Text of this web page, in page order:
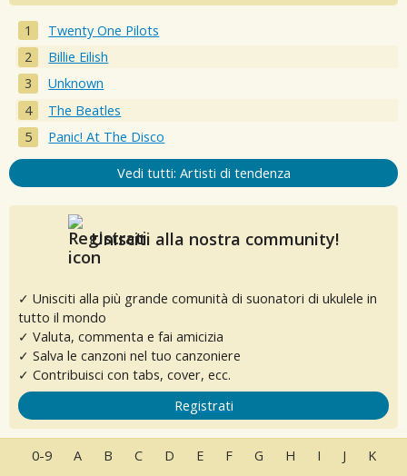
Twenty One Pilots
Billie Eilish
Unknown
The Beatles
Panic! At The Disco
Vedi tutti: Artisti di tendenza
Unisciti alla nostra community!
✓ Unisciti alla più grande comunità di suonatori di ukulele in
tutto il mondo
✓ Valuta, commenta e fai amicizia
✓ Salva le canzoni nel tuo canzoniere
✓ Contribuisci con tabs, cover, ecc.
Registrati
0-9 A B C D E F G H I J K